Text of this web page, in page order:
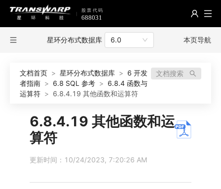
星环分布式数据库 6.0 本页导航
文档首页 > 星环分布式数据库 > 6 开发
者指南 > 6.8 SQL 参考 > 6.8.4 函数与
运算符 > 6.8.4.19 其他函数和运算符
文档搜索
6.8.4.19 其他函数和运
算符
更新时间：10/24/2023, 7:20:26 AM